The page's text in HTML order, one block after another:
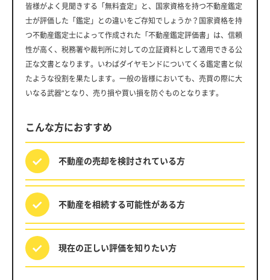
皆様がよく見聞きする「無料査定」と、国家資格を持つ不動産鑑定
士が評価した「鑑定」との違いをご存知でしょうか？国家資格を持
つ不動産鑑定士によって作成された「不動産鑑定評価書」は、信頼
性が高く、税務署や裁判所に対しての立証資料として適用できる公
正な文書となります。いわばダイヤモンドについてくる鑑定書と似
たような役割を果たします。一般の皆様においても、売買の際に大
いなる武器”となり、売り損や買い損を防ぐものとなります。
こんな方におすすめ
不動産の売却を検討されている方
不動産を相続する可能性がある方
現在の正しい評価を知りたい方